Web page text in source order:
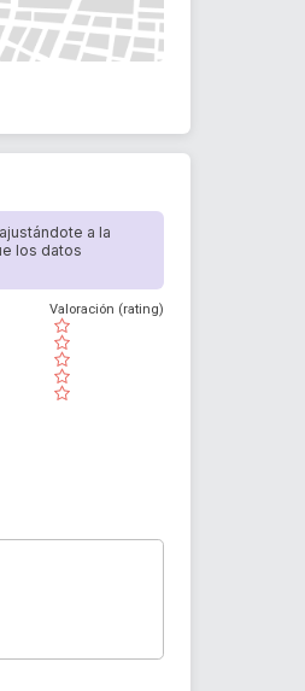
a la
los datos
( )
( )
( )
( )
( )
Valoración (rating)